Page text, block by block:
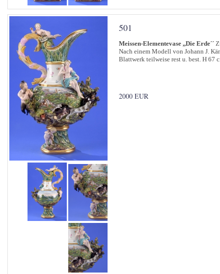
501
Meissen-Elementevase ,,Die Erde´´
Nach einem Modell von Johann J.
Blattwerk teilweise rest u. best. H 67
2000 EUR